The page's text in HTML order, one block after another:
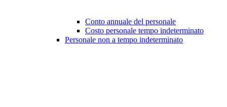
Conto annuale del personale
Costo personale tempo indeterminato
Personale non a tempo indeterminato